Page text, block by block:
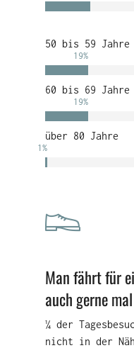
50 bis 59 Jahre
19%
60 bis 69 Jahre
19%
über 80 Jahre
1%
Man fährt für
auch gerne
¼ der
nicht in der